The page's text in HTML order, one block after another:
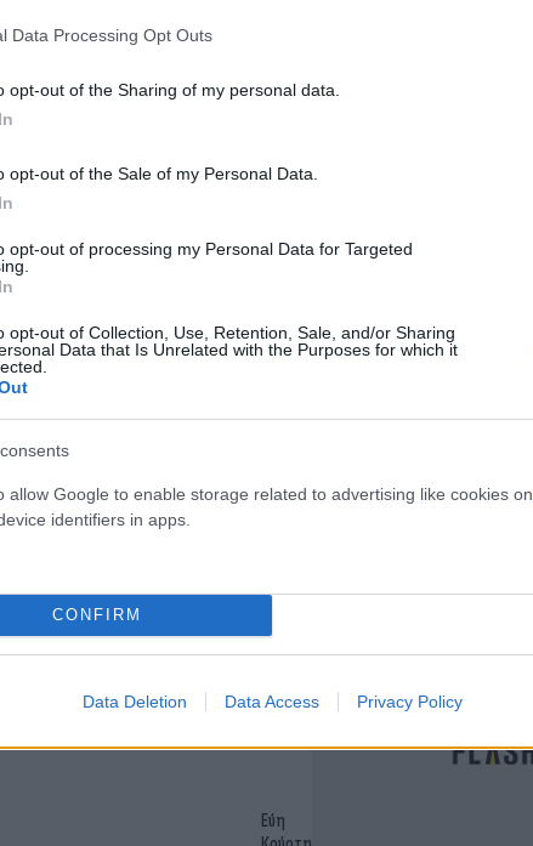
Data Processing Opt Outs
opt-out of the Sharing of my personal data.
opt-out of the Sale of my Personal Data.
opt-out of processing my Personal Data for Targeted
opt-out of Collection, Use, Retention, Sale, and/or Sharing
Data that Is Unrelated with the Purposes for which it
allow Google to enable storage related to advertising like cookies on
identifiers in apps.
CONFIRM
Data Deletion Data Access Privacy Policy
να παραιτηθεί
του
ΣΥΡΙΖΑ σε ένα
Κούρτη
οδηγούν νοσοκομεία
Εύη